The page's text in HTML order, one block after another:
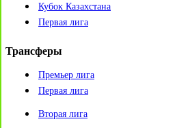
Кубок Казахстана
Первая лига
Трансферы
Премьер лига
Первая лига
Вторая лига